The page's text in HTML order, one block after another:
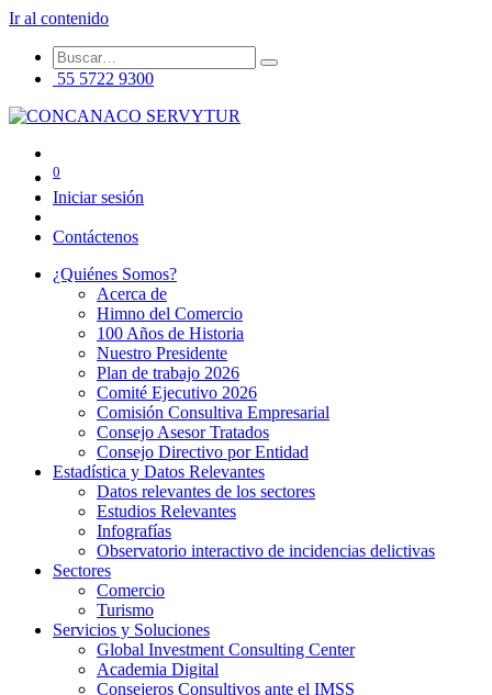
Ir al contenido
55 5722 9300
0
Iniciar sesión
Contáctenos
¿Quiénes Somos?
Acerca de
Himno del Comercio
100 Años de Historia
Nuestro Presidente
Plan de trabajo 2026
Comité Ejecutivo 2026
Comisión Consultiva Empresarial
Consejo Asesor Tratados
Consejo Directivo por Entidad
Estadística y Datos Relevantes
Datos relevantes de los sectores
Estudios Relevantes
Infografías
Observatorio interactivo de incidencias delictivas
Sectores
Comercio
Turismo
Servicios y Soluciones
Global Investment Consulting Center
Academia Digital
Consejeros Consultivos ante el IMSS